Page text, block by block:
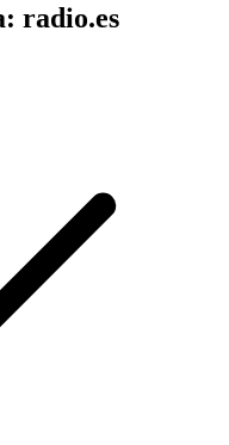
radio.es